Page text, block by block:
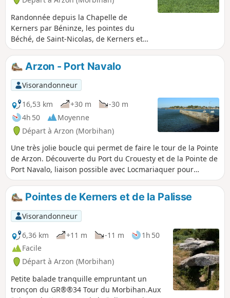
Randonnée depuis la Chapelle de
Kerners par Béninze, les pointes du
Béché, de Saint-Nicolas, de Kerners et
de la Palisse puis retour à Kerners.
Terre, mer et village typique, bref, un
magnifique aperçu des paysages de la
presqu'île de Rhuys.
Arzon - Port Navalo
Visorandonneur
16,53 km
+30 m
-30 m
4h 50
Moyenne
Départ à Arzon (Morbihan)
Une très jolie boucle qui permet de faire le tour de la Pointe
de Arzon. Découverte du Port du Crouesty et de la Pointe de
Port Navalo, liaison possible avec Locmariaquer pour
traverser de l'autre côté du golfe.
Pointes de Kerners et de la Palisse
Visorandonneur
6,36 km
+11 m -11 m
1h 50
Facile
Départ à Arzon (Morbihan)
Petite balade tranquille empruntant un
tronçon du GR®®34 Tour du Morbihan.Aux